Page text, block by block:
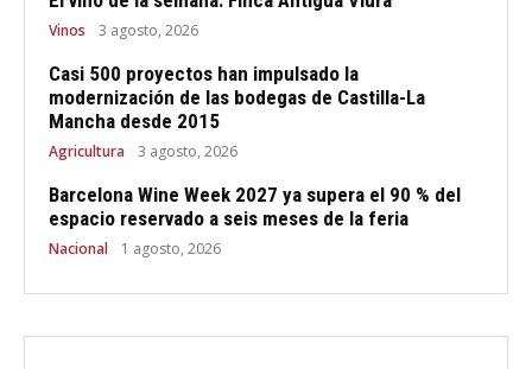
Vinos 3 agosto, 2026
Casi 500 proyectos han impulsado la
modernización de las bodegas de Castilla-La
Mancha desde 2015
Agricultura 3 agosto, 2026
Barcelona Wine Week 2027 ya supera el 90 % del
espacio reservado a seis meses de la feria
Nacional 1 agosto, 2026